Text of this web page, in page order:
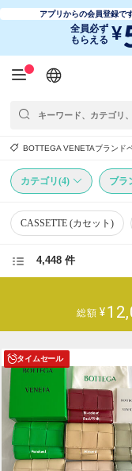
アプリからの会員登録で
全員必ず
もらえる ¥
日本語
English
简体中文
繁體中文
BOTTEGA VENETAブランド
カテゴリ(4) ブラ
CASSETTE (カセット)
4,448 件
総額 ¥
タイムセール